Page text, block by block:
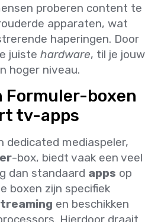
proberen content te
apparaten, wat
haperingen. Door
juiste hardware, til je jouw
hoger niveau.
Formuler-boxen
tv-apps
dedicated mediaspeler,
-box, biedt vaak een veel
dan standaard apps op
boxen zijn specifiek
en beschikken